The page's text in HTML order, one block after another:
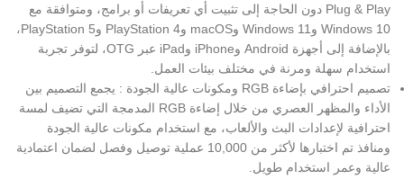
Plug & Play دون الحاجة إلى تثبيت أي تعريفات أو برامج، ومتوافقة مع
Windows 10 وWindows 11 وmacOS وPlayStation 4 وPlayStation 5،
بالإضافة إلى أجهزة Android وiPhone وiPad عبر OTG، لتوفر تجربة
استخدام سهلة ومرنة في مختلف بيئات العمل.
تصميم احترافي بإضاءة RGB ومكونات عالية الجودة : يجمع التصميم بين
الأداء والمظهر العصري من خلال إضاءة RGB المدمجة التي تضيف لمسة
احترافية لإعدادات البث والألعاب، مع استخدام مكونات عالية الجودة
ومنافذ تم اختبارها لأكثر من 10,000 عملية توصيل وفصل لضمان اعتمادية
عالية وعمر استخدام طويل.